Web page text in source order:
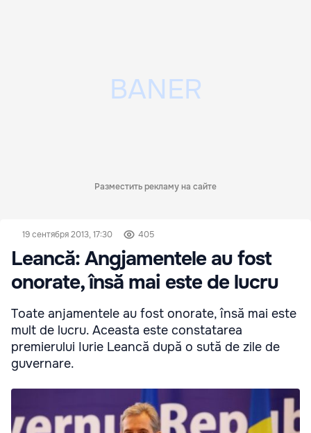
Разместить рекламу на сайте
19 сентября 2013, 17:30 405
Leancă: Angjamentele au fost
onorate, însă mai este de lucru
Toate anjamentele au fost onorate, însă mai este
mult de lucru. Aceasta este constatarea
premierului Iurie Leancă după o sută de zile de
guvernare.